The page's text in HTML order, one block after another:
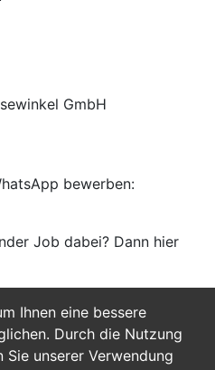
Ihnen eine bessere
Durch die Nutzung
Sie unserer Verwendung
GmbH
bewerben:
Job dabei? Dann hier